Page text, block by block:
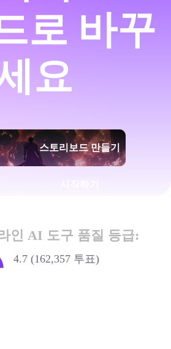
로 바꾸
요
스토리보드 만들기
인 AI 도구 품질 등급:
4.7 (162,357 투표)